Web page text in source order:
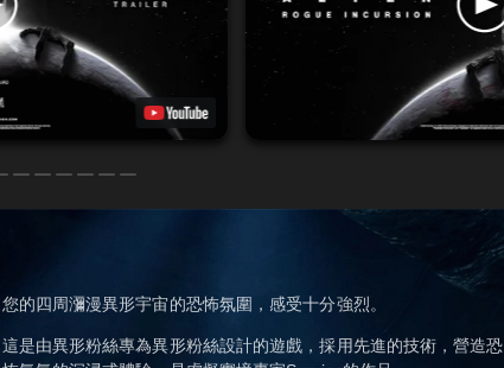
您的四周瀰漫異形宇宙的恐怖氛圍，感受十分強烈。
這是由異形粉絲專為異形粉絲設計的遊戲，採用先進的技術，營造恐